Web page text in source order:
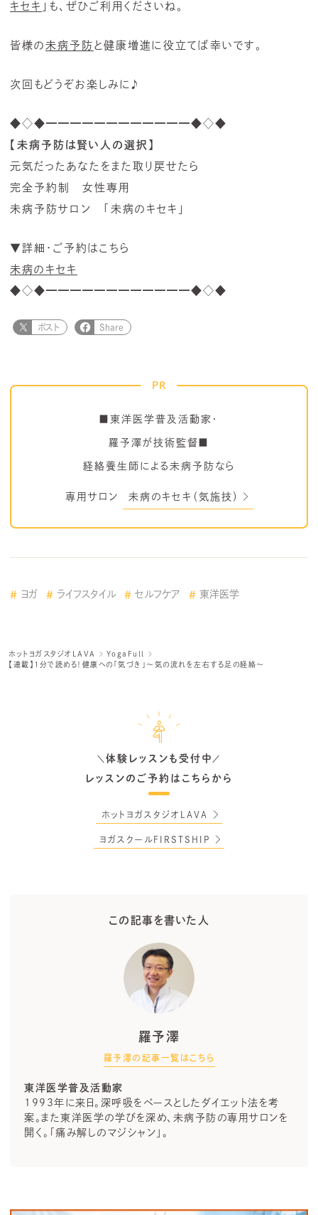
キセキ 」も、ぜひご利用くださいね。
皆様の 未病予防 と健康増進に役立てば幸いです。
次回もどうぞお楽しみに♪
◆◇◆━━━━━━━━━━━━◆◇◆
【未病予防は賢い人の選択】
元気だったあなたをまた取り戻せたら
完全予約制 女性専用
未病予防サロン 「未病のキセキ」
▼詳細・ご予約はこちら
未病のキセキ
◆◇◆━━━━━━━━━━━━◆◇◆
ポスト Share
PR
■東洋医学普及活動家・
羅予澤が技術監督■
経絡養生師による未病予防なら
専用サロン 未病のキセキ（気施技）
ヨガ ライフスタイル セルフケア 東洋医学
ホットヨガスタジオLAVA
YogaFull
【連載】1分で読める！健康への「気づき」～気の流れを左右する足の経絡～
＼ 体験レッスンも受付中 ／
レッスンのご予約はこちらから
ホットヨガスタジオLAVA
ヨガスクールFIRSTSHIP
この記事を書いた人
羅予澤
羅予澤の記事一覧はこちら
東洋医学普及活動家
1993年に来日。深呼吸をベースとしたダイエット法を考
案。また東洋医学の学びを深め、未病予防の専用サロンを
開く。「痛み解しのマジシャン」。